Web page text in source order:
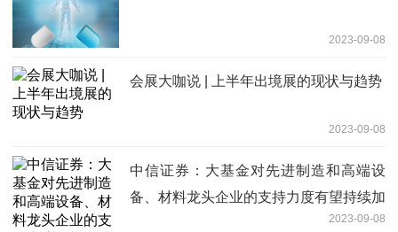
2023-09-08
会展大咖说 | 上半年出境展的现状与趋势
2023-09-08
中信证券：大基金对先进制造和高端设
备、材料龙头企业的支持力度有望持续加
2023-09-08